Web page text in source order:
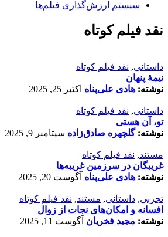
سیستم ارزش‌گذاری فیلم‌ها
نقد فیلم کوتاه
داستانی, نقد فیلم کوتاه
نیمۀ پنهان
نوشته: هادی علی‌پناه اکتبر 25, 2025
داستانی, نقد فیلم کوتاه
تو، آن هستی
نوشته:گلچهره صادق‌زاده سپتامبر 9, 2025
مستند, نقد فیلم کوتاه
غریبگان در سرزمین غریبه‌ها
نوشته: هادی علی‌پناه آگوست 20, 2025
تجربی, داستانی, مستند, نقد فیلم کوتاه
افسانه‌ و امکان‌های نجات از زوال
نوشته: مجید فخریان آگوست 11, 2025